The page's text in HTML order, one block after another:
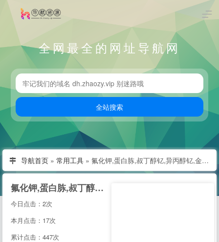
全网最全的网址导航网
导航首页 » 常用工具 » 氟化钾,蛋白胨,叔丁醇钇,异丙醇钇,金属锂,碳酸锂,氢氧化锂,硝酸锂,甲醇钾,乙醇钾,叔丁醇钾，异丙醇钾,
氟化钾,蛋白胨,叔丁醇钇,异丙醇钇,金属锂,碳酸锂,氢氧化锂,硝酸锂,甲醇钾,乙醇钾,叔丁醇钾，异丙醇钾,
今日点击：2次
本月点击：17次
累计点击：447次